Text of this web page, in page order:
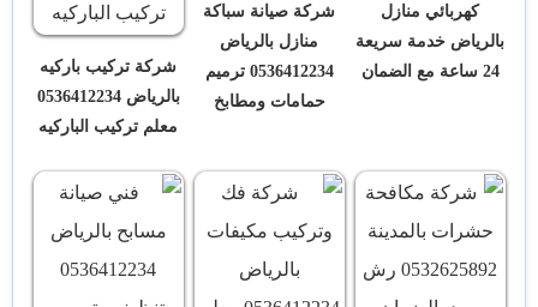
كهربائي منازل
بالرياض خدمة سريعة
24 ساعة مع الضمان
شركة صيانة سباكة
منازل بالرياض
0536412234 ترميم
حمامات ومطابخ
شركة تركيب باركيه
بالرياض 0536412234
معلم تركيب الباركيه